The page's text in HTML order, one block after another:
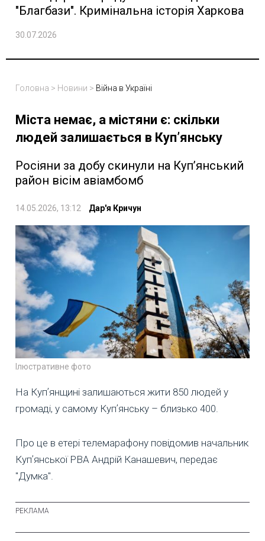
"Благбази". Кримінальна історія Харкова
30.07.2026
Головна > Новини > Війна в Україні
Міста немає, а містяни є: скільки
людей залишається в Купʼянську
Росіяни за добу скинули на Купʼянський
район вісім авіамбомб
14.05.2026, 13:12 Дар'я Кричун
Ілюстративне фото
На Купʼянщині залишаються жити 850 людей у
громаді, у самому Купʼянську – близько 400.
Про це в етері телемарафону повідомив начальник
Купʼянської РВА Андрій Канашевич, передає
"Думка".